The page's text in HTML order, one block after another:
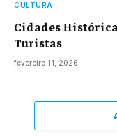
CULTURA
Cidades
Turistas
fevereiro 11, 2026